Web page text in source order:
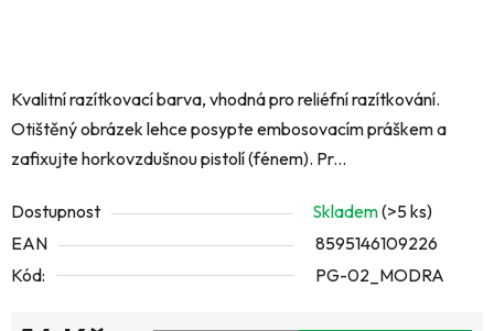
Kvalitní razítkovací barva, vhodná pro reliéfní razítkování.
Otištěný obrázek lehce posypte embosovacím práškem a
zafixujte horkovzdušnou pistolí (fénem). Pr...
Dostupnost Skladem(>5 ks)
EAN
8595146109226
Kód:
PG-02_MODRA